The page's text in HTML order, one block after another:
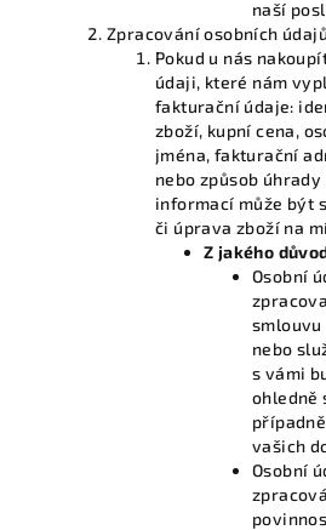
naší
Zpracování osobních
Pokud u nás
údaji, které nám
fakturační údaje:
zboží, kupní cena,
jména, fakturační
nebo způsob
informací může být
či úprava zboží na
Z jakého
Osobní
smlouvu
nebo
s vámi
ohledně
vašich
Osobní